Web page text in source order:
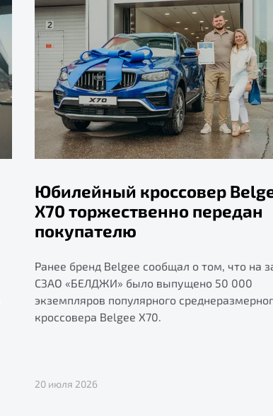
Юбилейный кроссовер
X70 торжественно передан
покупателю
Ранее бренд Belgee сообщал о том, что на
СЗАО «БЕЛДЖИ» было выпущено 50 000
экземпляров популярного
кроссовера Belgee X70.
20 июля 2026